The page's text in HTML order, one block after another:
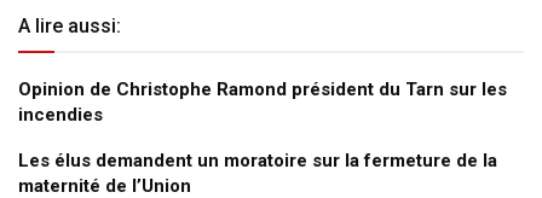
A lire aussi:
Opinion de Christophe Ramond président du Tarn sur les
incendies
Les élus demandent un moratoire sur la fermeture de la
maternité de l’Union